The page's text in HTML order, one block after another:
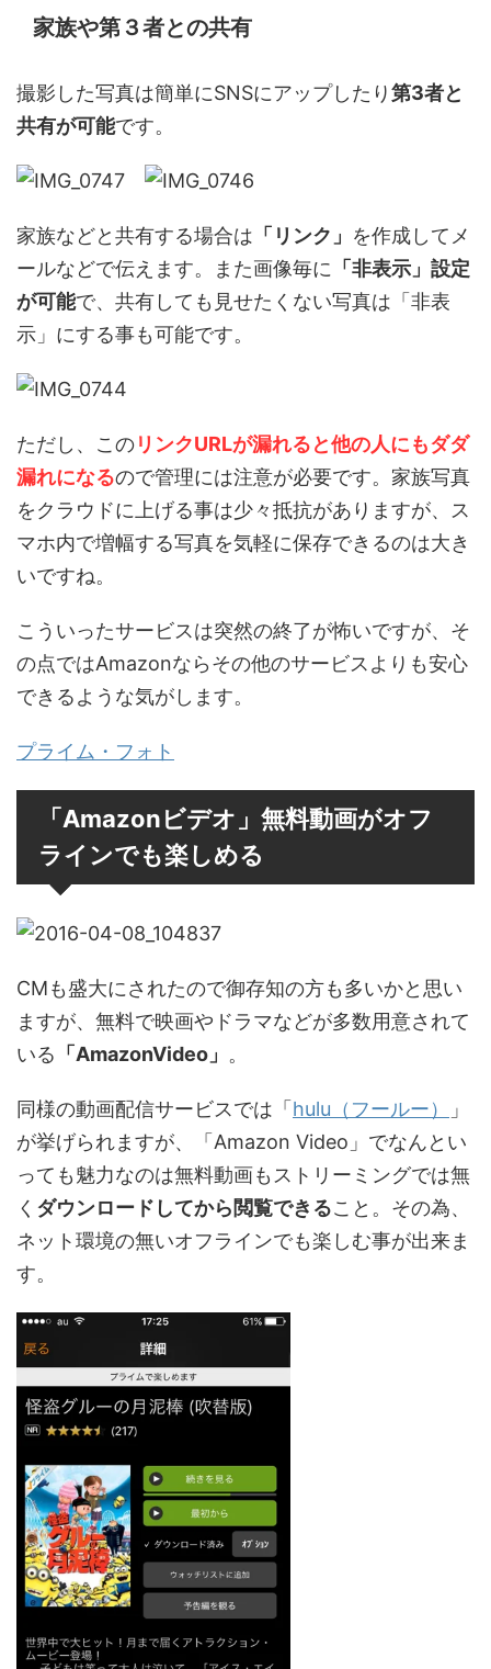
家族や第３者との共有
撮影した写真は簡単にSNSにアップしたり第3者と
共有が可能です。
家族などと共有する場合は 「リンク」 を作成してメ
ールなどで伝えます。また画像毎に 「非表示」設定
が可能で、共有しても見せたくない写真は「非表
示」にする事も可能です。
ただし、このリンクURLが漏れると他の人にもダダ
漏れになるので管理には注意が必要です。家族写真
をクラウドに上げる事は少々抵抗がありますが、ス
マホ内で増幅する写真を気軽に保存できるのは大き
いですね。
こういったサービスは突然の終了が怖いですが、そ
の点ではAmazonならその他のサービスよりも安心
できるような気がします。
プライム・フォト
「Amazonビデオ」無料動画がオフ
ラインでも楽しめる
CMも盛大にされたので御存知の方も多いかと思い
ますが、無料で映画やドラマなどが多数用意されて
いる 「AmazonVideo」 。
同様の動画配信サービスでは「 hulu（フールー）
」
が挙げられますが、「Amazon Video」でなんとい
っても魅力なのは無料動画もストリーミングでは無
く ダウンロードしてから閲覧できること。その為、
ネット環境の無いオフラインでも楽しむ事が出来ま
す。